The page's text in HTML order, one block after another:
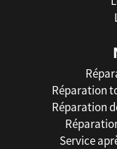
Réparation
Réparation
Service